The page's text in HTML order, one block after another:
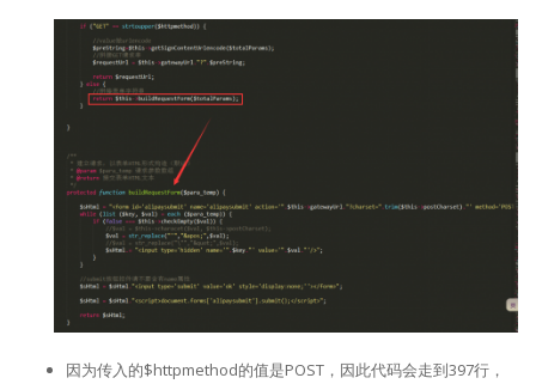
因为传入的$httpmethod的值是POST，因此代码会走到397行，